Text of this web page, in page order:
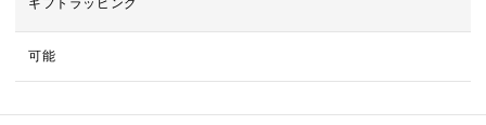
ギフトラッピング
可能